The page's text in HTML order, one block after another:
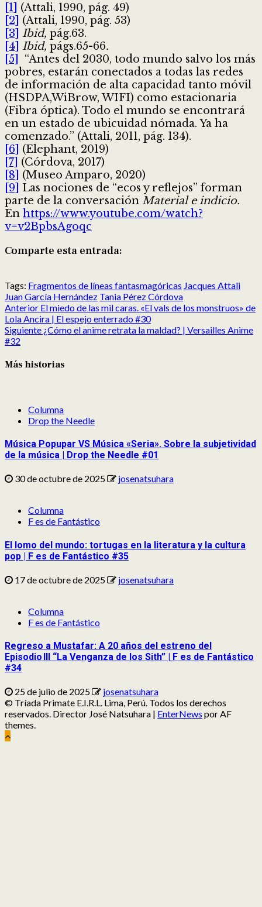
[1]
(Attali, 1990, pág. 49)
[2]
(Attali, 1990, pág. 53)
[3]
Ibid, pág.63.
[4]
Ibid, págs.65-66.
[5]
“Antes del 2030, todo mundo salvo los más
pobres, estarán conectados a todas las redes
de información de alta capacidad tanto móvil
(HSDPA,WiBrow, WIFI) como estacionaria
(Fibra óptica). Todo el mundo se encontrará
en un estado de ubicuidad nómada. Ya ha
comenzado.” (Attali, 2011, pág. 134).
[6]
(Elephant, 2019)
[7] (Córdova, 2017)
[8]
(Museo Amparo, 2020)
[9]
Las nociones de “ecos y reflejos” forman
parte de la conversación Material e indicio.
En https://www.youtube.com/watch?
v=v2BpbsAgoqc
Comparte esta entrada:
en
X
(Twitter)
en
Facebook
en
Reddit
en
LinkedIn
en
Pinterest
en
Pocket
Tags: Fragmentos de líneas fantasmagóricas Jacques Attali
Juan García Hernández Tania Pérez Córdova
Post
navigation
Anterior El miedo de las mil caras. «El vals de los monstruos» de
Lola Ancira | El espejo enterrado #30
Siguiente ¿Cómo el anime retrata la maldad? | Versailles Anime
#32
Más historias
Columna
Drop the Needle
Música Popupar VS Música «Seria». Sobre la subjetividad
de la música | Drop the Needle #01
30 de octubre de 2025 josenatsuhara
Columna
F es de Fantástico
El lomo del mundo: tortugas en la literatura y la cultura
pop | F es de Fantástico #35
17 de octubre de 2025 josenatsuhara
Columna
F es de Fantástico
Regreso a Mustafar: A 20 años del estreno del
Episodio III “La Venganza de los Sith” | F es de Fantástico
#34
25 de julio de 2025
josenatsuhara
© Tríada Primate E.I.R.L. Lima, Perú. Todos los derechos
reservados. Director José Natsuhara | EnterNews por AF
themes.